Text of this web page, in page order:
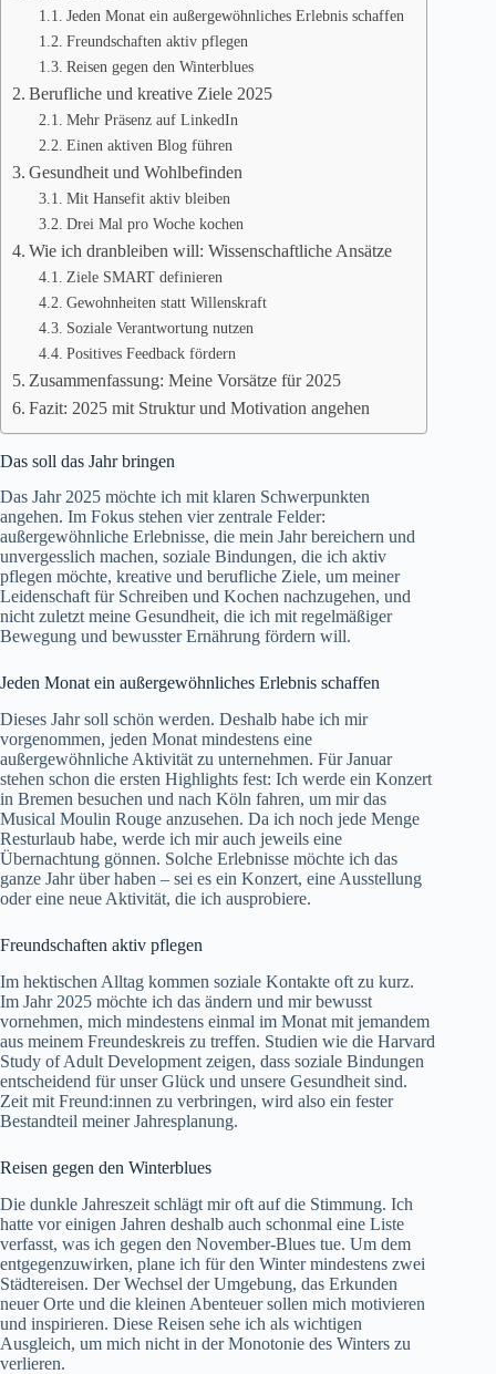
Jeden Monat ein außergewöhnliches Erlebnis schaffen
Freundschaften aktiv pflegen
Reisen gegen den Winterblues
Berufliche und kreative Ziele 2025
Mehr Präsenz auf LinkedIn
Einen aktiven Blog führen
Gesundheit und Wohlbefinden
Mit Hansefit aktiv bleiben
Drei Mal pro Woche kochen
Wie ich dranbleiben will: Wissenschaftliche Ansätze
Ziele SMART definieren
Gewohnheiten statt Willenskraft
Soziale Verantwortung nutzen
Positives Feedback fördern
Zusammenfassung: Meine Vorsätze für 2025
Fazit: 2025 mit Struktur und Motivation angehen
Das soll das Jahr bringen
Das Jahr 2025 möchte ich mit klaren Schwerpunkten
angehen. Im Fokus stehen vier zentrale Felder:
außergewöhnliche Erlebnisse, die mein Jahr bereichern und
unvergesslich machen, soziale Bindungen, die ich aktiv
pflegen möchte, kreative und berufliche Ziele, um meiner
Leidenschaft für Schreiben und Kochen nachzugehen, und
nicht zuletzt meine Gesundheit, die ich mit regelmäßiger
Bewegung und bewusster Ernährung fördern will.
Jeden Monat ein außergewöhnliches Erlebnis schaffen
Dieses Jahr soll schön werden. Deshalb habe ich mir
vorgenommen, jeden Monat mindestens eine
außergewöhnliche Aktivität zu unternehmen. Für Januar
stehen schon die ersten Highlights fest: Ich werde ein Konzert
in Bremen besuchen und nach Köln fahren, um mir das
Musical Moulin Rouge anzusehen. Da ich noch jede Menge
Resturlaub habe, werde ich mir auch jeweils eine
Übernachtung gönnen. Solche Erlebnisse möchte ich das
ganze Jahr über haben – sei es ein Konzert, eine Ausstellung
oder eine neue Aktivität, die ich ausprobiere.
Freundschaften aktiv pflegen
Im hektischen Alltag kommen soziale Kontakte oft zu kurz.
Im Jahr 2025 möchte ich das ändern und mir bewusst
vornehmen, mich mindestens einmal im Monat mit jemandem
aus meinem Freundeskreis zu treffen. Studien wie die Harvard
Study of Adult Development zeigen, dass soziale Bindungen
entscheidend für unser Glück und unsere Gesundheit sind.
Zeit mit Freund:innen zu verbringen, wird also ein fester
Bestandteil meiner Jahresplanung.
Reisen gegen den Winterblues
Die dunkle Jahreszeit schlägt mir oft auf die Stimmung. Ich
hatte vor einigen Jahren deshalb auch schonmal eine Liste
verfasst, was ich gegen den November-Blues tue. Um dem
entgegenzuwirken, plane ich für den Winter mindestens zwei
Städtereisen. Der Wechsel der Umgebung, das Erkunden
neuer Orte und die kleinen Abenteuer sollen mich motivieren
und inspirieren. Diese Reisen sehe ich als wichtigen
Ausgleich, um mich nicht in der Monotonie des Winters zu
verlieren.